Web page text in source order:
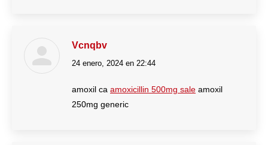
Vcnqbv
dice:
24 enero, 2024 en 22:44
amoxil ca amoxicillin 500mg sale amoxil
250mg generic